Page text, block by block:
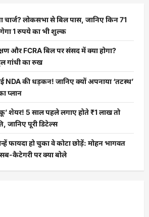
लोकसभा से बिल पास, जानिए किन 71
1 रुपये का भी शुल्क
और FCRA बिल पर संसद में क्या होगा?
गांधी का रुख
NDA की धड़कन! जानिए क्यों अपनाया ‘तटस्थ’
प्लान
शेयर! 5 साल पहले लगाए होते ₹1 लाख तो
जानिए पूरी डिटेल्स
फायदा हो चुका वे कोटा छोड़ें: मोहन भागवत
कैटेगरी पर क्या बोले